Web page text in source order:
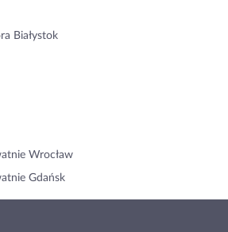
Białystok
Wrocław
Gdańsk